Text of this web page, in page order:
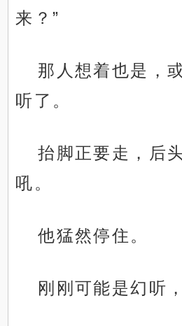
来？”
那人想着也是，
听了。
抬脚正要走，后
吼。
他猛然停住。
刚刚可能是幻听